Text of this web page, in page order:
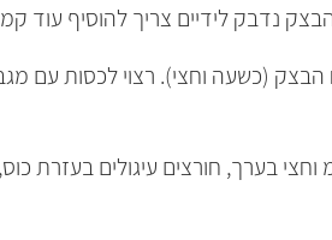
נדבק לידיים צריך להוסיף עוד
(כשעה וחצי). רצוי לכסות עם
בערך, חורצים עיגולים בעזרת